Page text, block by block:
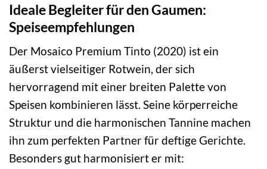
Ideale Begleiter für den Gaumen:
Speiseempfehlungen
Der Mosaico Premium Tinto (2020) ist ein
äußerst vielseitiger Rotwein, der sich
hervorragend mit einer breiten Palette von
Speisen kombinieren lässt. Seine körperreiche
Struktur und die harmonischen Tannine machen
ihn zum perfekten Partner für deftige Gerichte.
Besonders gut harmonisiert er mit: